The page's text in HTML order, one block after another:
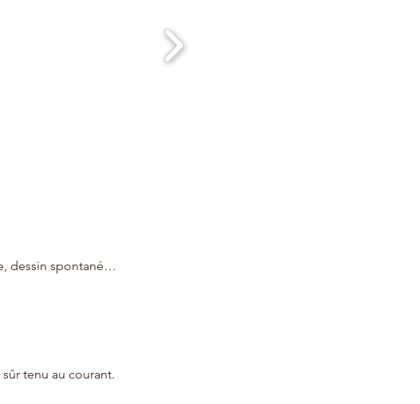
dessin spontané…
tenu au courant.